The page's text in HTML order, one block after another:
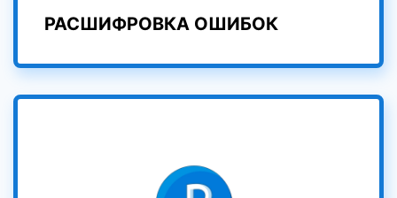
РАСШИФРОВКА ОШИБОК